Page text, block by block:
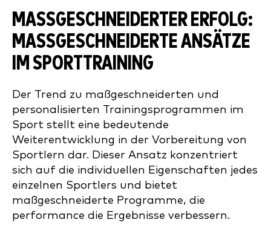
MASSGESCHNEIDERTER ERFOLG: M
ASSGESCHNEIDERTE ANSÄTZE IM
SPORTTRAINING
Der Trend zu maßgeschneiderten und
personalisierten Trainingsprogrammen im
Sport stellt eine bedeutende
Weiterentwicklung in der Vorbereitung von
Sportlern dar. Dieser Ansatz konzentriert
sich auf die individuellen Eigenschaften jedes
einzelnen Sportlers und bietet
maßgeschneiderte Programme, die
performance die Ergebnisse verbessern.